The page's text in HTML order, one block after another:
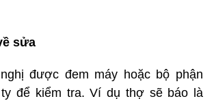
sửa
được đem máy hoặc bộ phận
ty để kiểm tra. Ví dụ thợ sẽ báo là